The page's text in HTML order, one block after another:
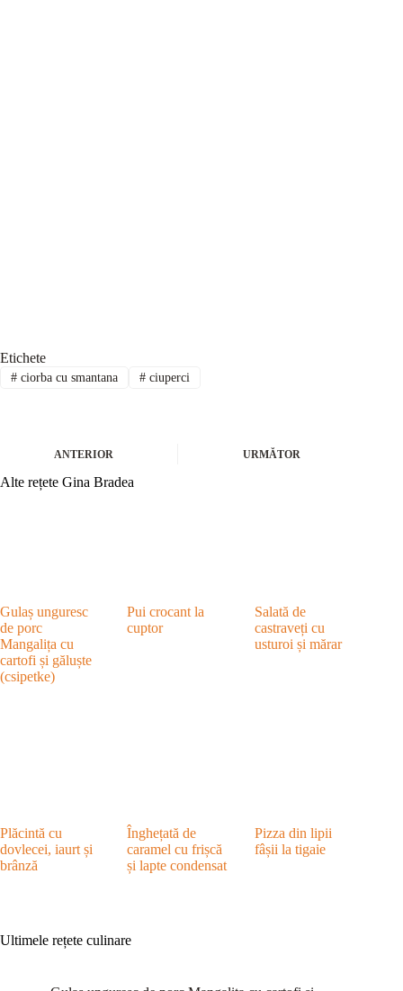
Etichete
#ciorba cu smantana #ciuperci
ANTERIOR URMĂTOR
Alte rețete Gina Bradea
Gulaș unguresc
de porc
Mangalița cu
cartofi și găluște
(csipetke)
Pui crocant la
cuptor
Salată de
castraveți cu
usturoi și mărar
Plăcintă cu
dovlecei, iaurt și
brânză
Înghețată de
caramel cu frișcă
și lapte condensat
Pizza din lipii
fâșii la tigaie
Ultimele rețete culinare